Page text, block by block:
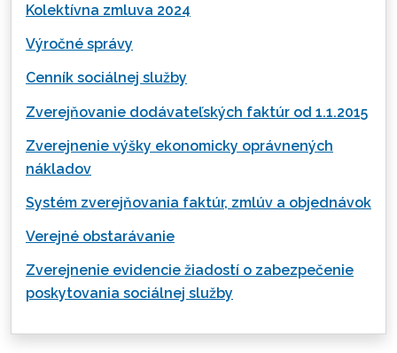
Kolektívna zmluva 2024
Výročné správy
Cenník sociálnej služby
Zverejňovanie dodávateľských faktúr od 1.1.2015
Zverejnenie výšky ekonomicky oprávnených
nákladov
Systém zverejňovania faktúr, zmlúv a objednávok
Verejné obstarávanie
Zverejnenie evidencie žiadostí o zabezpečenie
poskytovania sociálnej služby